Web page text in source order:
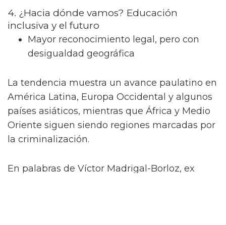
4. ¿Hacia dónde vamos? Educación
inclusiva y el futuro
Mayor reconocimiento legal, pero con
desigualdad geográfica
La tendencia muestra un avance paulatino en
América Latina, Europa Occidental y algunos
países asiáticos, mientras que África y Medio
Oriente siguen siendo regiones marcadas por
la criminalización.
En palabras de Víctor Madrigal-Borloz, ex